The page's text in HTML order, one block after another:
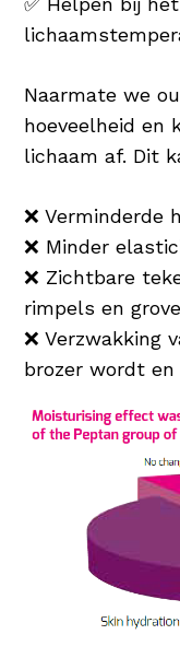
Naarmate we
hoeveelheid en
lichaam af. Dit
❌ Verminderde
❌ Minder
❌ Zichtbare
rimpels en
❌ Verzwakking
brozer wordt